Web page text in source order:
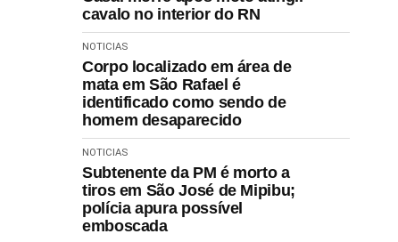
cavalo no interior do RN
NOTICIAS
Corpo localizado em área de
mata em São Rafael é
identificado como sendo de
homem desaparecido
NOTICIAS
Subtenente da PM é morto a
tiros em São José de Mipibu;
polícia apura possível
emboscada